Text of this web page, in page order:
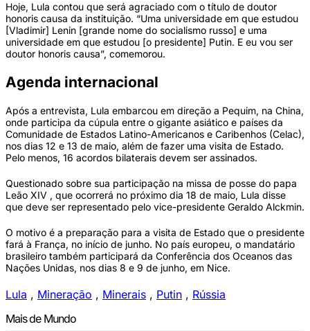
Hoje, Lula contou que será agraciado com o título de doutor
honoris causa da instituição. “Uma universidade em que estudou
[Vladimir] Lenin [grande nome do socialismo russo] e uma
universidade em que estudou [o presidente] Putin. E eu vou ser
doutor honoris causa”, comemorou.
Agenda internacional
Após a entrevista, Lula embarcou em direção a Pequim, na China,
onde participa da cúpula entre o gigante asiático e países da
Comunidade de Estados Latino-Americanos e Caribenhos (Celac),
nos dias 12 e 13 de maio, além de fazer uma visita de Estado.
Pelo menos, 16 acordos bilaterais devem ser assinados.
Questionado sobre sua participação na missa de posse do papa
Leão XIV , que ocorrerá no próximo dia 18 de maio, Lula disse
que deve ser representado pelo vice-presidente Geraldo Alckmin.
O motivo é a preparação para a visita de Estado que o presidente
fará à França, no início de junho. No país europeu, o mandatário
brasileiro também participará da Conferência dos Oceanos das
Nações Unidas, nos dias 8 e 9 de junho, em Nice.
Lula , Mineração , Minerais , Putin , Rússia
Mais de Mundo